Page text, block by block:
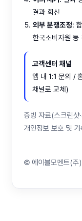
결과 회신
외부 분쟁조정:
한국소비자원 등
고객센터 채널
앱 내 1:1 문의 /
채널로 교체)
증빙 자료(스크린샷
개인정보 보호 및
© 에이블모멘트(주)